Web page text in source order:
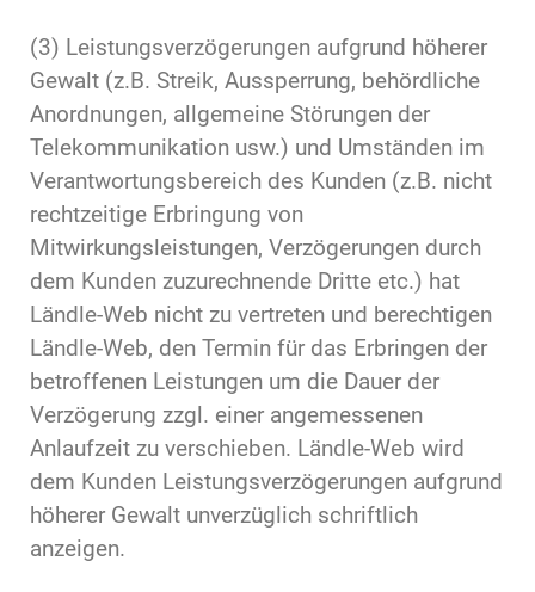
(3) Leistungsverzögerungen aufgrund höherer
Gewalt (z.B. Streik, Aussperrung, behördliche
Anordnungen, allgemeine Störungen der
Telekommunikation usw.) und Umständen im
Verantwortungsbereich des Kunden (z.B. nicht
rechtzeitige Erbringung von
Mitwirkungsleistungen, Verzögerungen durch
dem Kunden zuzurechnende Dritte etc.) hat
Ländle-Web nicht zu vertreten und berechtigen
Ländle-Web, den Termin für das Erbringen der
betroffenen Leistungen um die Dauer der
Verzögerung zzgl. einer angemessenen
Anlaufzeit zu verschieben. Ländle-Web wird
dem Kunden Leistungsverzögerungen aufgrund
höherer Gewalt unverzüglich schriftlich
anzeigen.